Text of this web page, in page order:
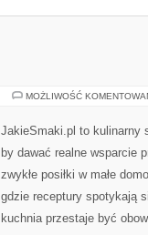
MOŻLIWOŚĆ
JakieSmaki.pl to kulinarny
by dawać realne wsparcie
zwykłe posiłki w małe
gdzie receptury spotykają
kuchnia przestaje być